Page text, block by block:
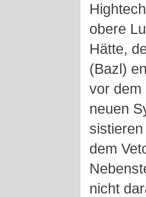
obere
Hätte,
(Bazl)
vor dem
neuen
dem
nicht